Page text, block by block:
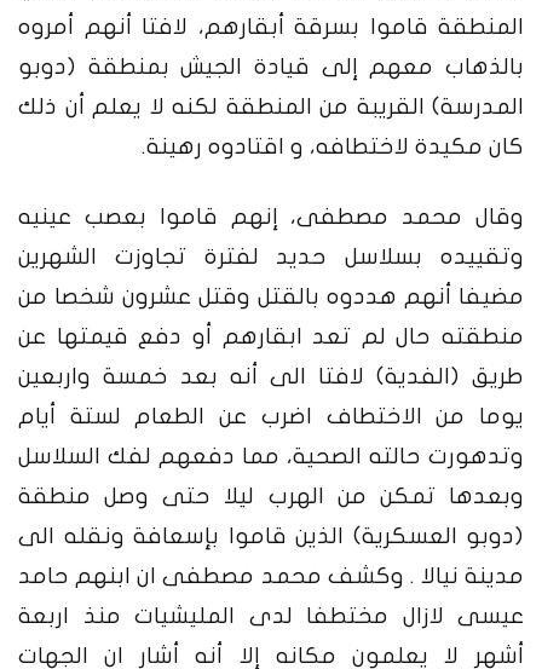
المنطقة قاموا بسرقة أبقارهم، لافتا أنهم أمروه
بالذهاب معهم إلى قيادة الجيش بمنطقة (دوبو
المدرسة) القريبة من المنطقة لكنه لا يعلم أن ذلك
كان مكيدة لاختطافه، و اقتادوه رهينة.
وقال محمد مصطفى، إنهم قاموا بعصب عينيه
وتقييده بسلاسل حديد لفترة تجاوزت الشهرين
مضيفا أنهم هددوه بالقتل وقتل عشرون شخصا من
منطقته حال لم تعد ابقارهم أو دفع قيمتها عن
طريق (الفدية) لافتا الى أنه بعد خمسة واربعين
يوما من الاختطاف اضرب عن الطعام لستة أيام
وتدهورت حالته الصحية، مما دفعهم لفك السلاسل
وبعدها تمكن من الهرب ليلا حتى وصل منطقة
(دوبو العسكرية) الذين قاموا بإسعافة ونقله الى
مدينة نيالا . وكشف محمد مصطفى ان ابنهم حامد
عيسى لازال مختطفا لدى المليشيات منذ اربعة
أشهر لا يعلمون مكانه إلا أنه أشار ان الجهات